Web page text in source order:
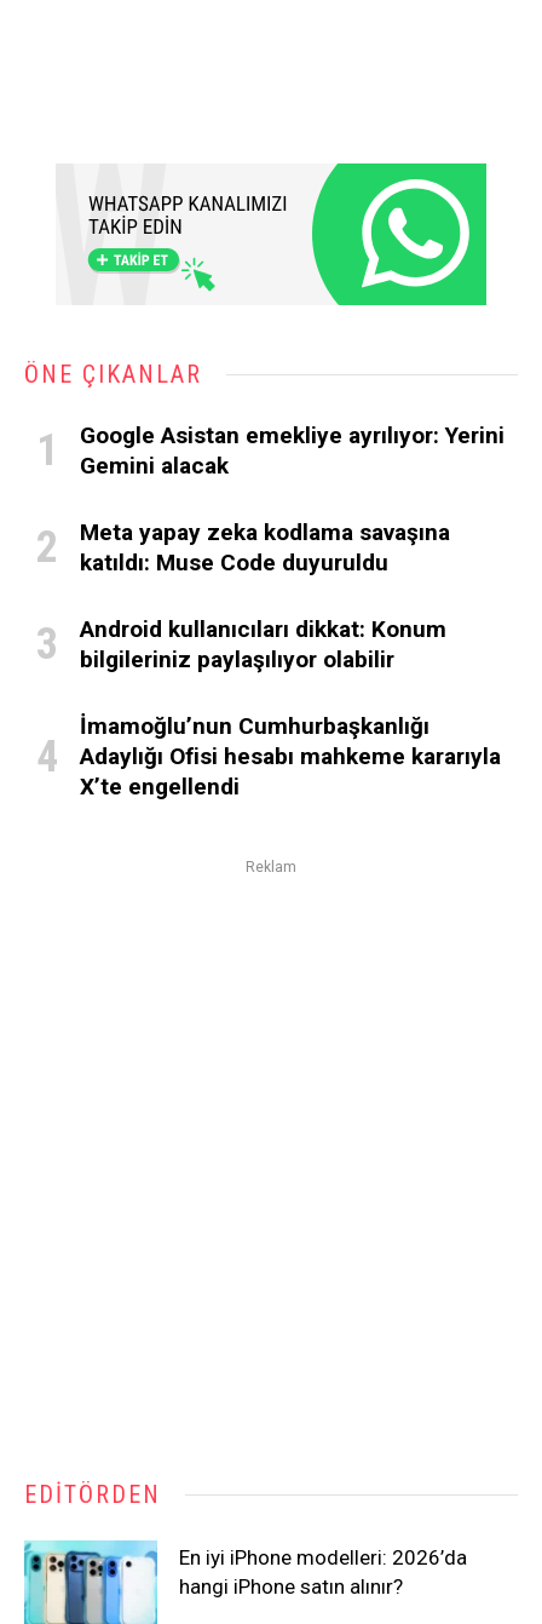
ÖNE ÇIKANLAR
Google Asistan emekliye ayrılıyor: Yerini
Gemini alacak
Meta yapay zeka kodlama savaşına
katıldı: Muse Code duyuruldu
Android kullanıcıları dikkat: Konum
bilgileriniz paylaşılıyor olabilir
İmamoğlu’nun Cumhurbaşkanlığı
Adaylığı Ofisi hesabı mahkeme kararıyla
X’te engellendi
Reklam
EDITÖRDEN
En iyi iPhone modelleri: 2026’da
hangi iPhone satın alınır?